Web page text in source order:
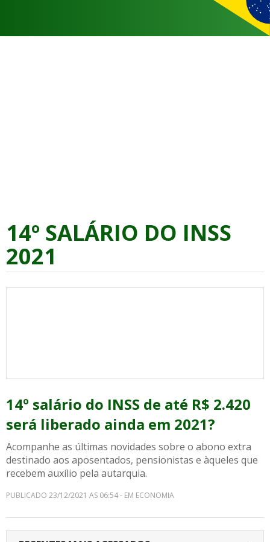
14º SALÁRIO DO INSS
2021
14º salário do INSS de até R$ 2.420
será liberado ainda em 2021?
Acompanhe as últimas novidades sobre o abono extra
destinado aos aposentados, pensionistas e àqueles que
recebem auxílio pela autarquia.
PUBLICADO 23/12/2021 AS 06:54 - EM ECONOMIA